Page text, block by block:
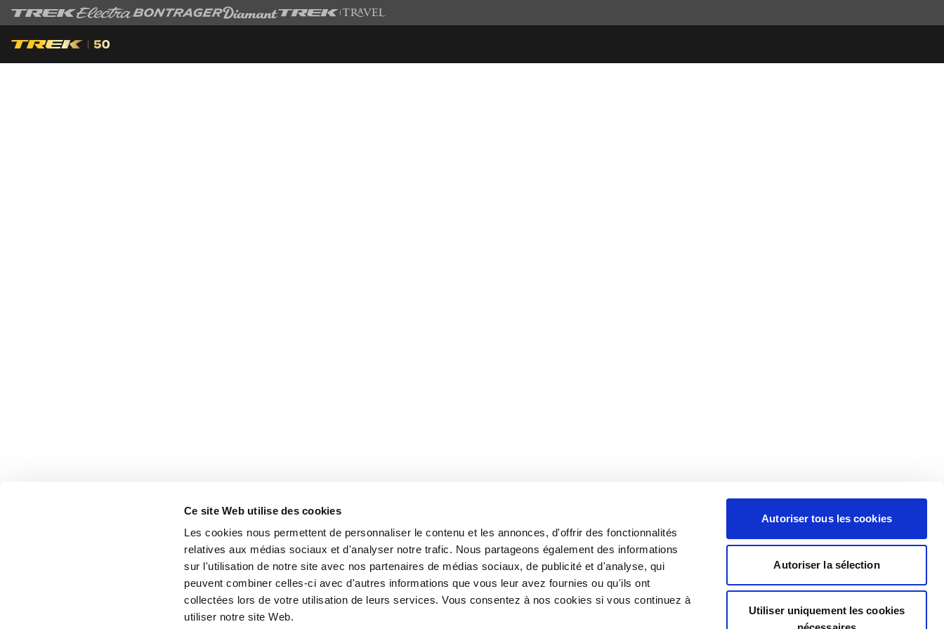
Ce site Web utilise des cookies
Les cookies nous permettent de personnaliser le contenu et les annonces, d'offrir des fonctionnalités
relatives aux médias sociaux et d'analyser notre trafic. Nous partageons également des informations
sur l'utilisation de notre site avec nos partenaires de médias sociaux, de publicité et d'analyse, qui
peuvent combiner celles-ci avec d'autres informations que vous leur avez fournies ou qu'ils ont
collectées lors de votre utilisation de leurs services. Vous consentez à nos cookies si vous continuez à
utiliser notre site Web.
Autoriser tous les cookies
Autoriser la sélection
Utiliser uniquement les cookies